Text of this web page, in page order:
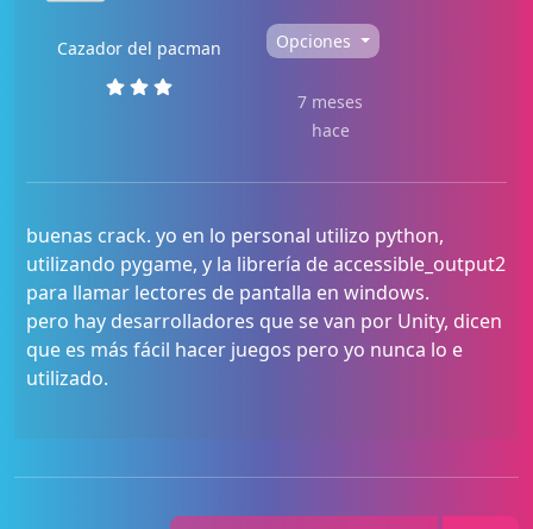
Cazador del pacman Opciones
7 meses
hace
buenas crack. yo en lo personal utilizo python,
utilizando pygame, y la librería de accessible_output2
para llamar lectores de pantalla en windows.
pero hay desarrolladores que se van por Unity, dicen
que es más fácil hacer juegos pero yo nunca lo e
utilizado.